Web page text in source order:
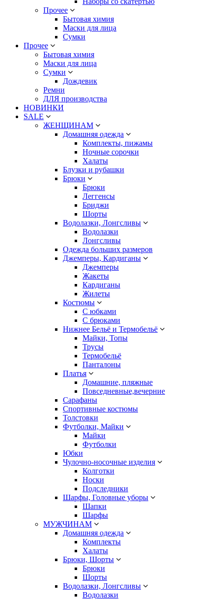
Прочее
Бытовая химия
Маски для лица
Сумки
Прочее
Бытовая химия
Маски для лица
Сумки
Дождевик
Ремни
ДЛЯ производства
НОВИНКИ
SALE
ЖЕНЩИНАМ
Домашняя одежда
Комплекты, пижамы
Ночные сорочки
Халаты
Блузки и рубашки
Брюки
Брюки
Леггенсы
Бриджи
Шорты
Водолазки, Лонгсливы
Водолазки
Лонгсливы
Одежда больших размеров
Джемперы, Кардиганы
Джемперы
Жакеты
Кардиганы
Жилеты
Костюмы
С юбками
С брюками
Нижнее Бельё и Термобельё
Майки, Топы
Трусы
Термобельё
Панталоны
Платья
Домашние, пляжные
Повседневные,вечерние
Сарафаны
Спортивные костюмы
Толстовки
Футболки, Майки
Майки
Футболки
Юбки
Чулочно-носочные изделия
Колготки
Носки
Подследники
Шарфы, Головные уборы
Шапки
Шарфы
МУЖЧИНАМ
Домашняя одежда
Комплекты
Халаты
Брюки, Шорты
Брюки
Шорты
Водолазки, Лонгсливы
Водолазки